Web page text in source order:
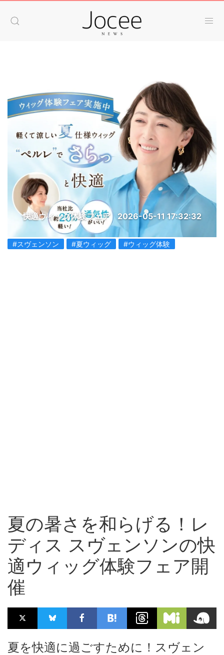
快適ウィッグ体験フェア 2026-05-11 17:32:32
#スヴェンソン #夏ウィッグ #ウィッグ体験
夏の暑さを和らげる！レ
ディス スヴェンソンの快
適ウィッグ体験フェア開
催
夏を快適に過ごすために！スヴェン